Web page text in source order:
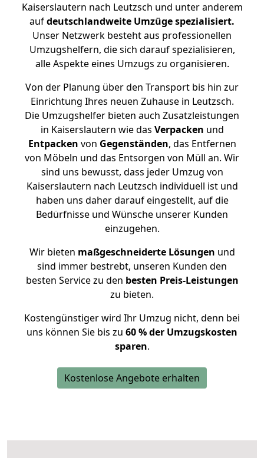
Kaiserslautern nach Leutzsch und unter anderem
aufdeutschlandweite Umzüge spezialisiert.
Unser Netzwerk besteht aus professionellen
Umzugshelfern, die sich darauf spezialisieren,
alle Aspekte eines Umzugs zu organisieren.
Von der Planung über den Transport bis hin zur
Einrichtung Ihres neuen Zuhause in Leutzsch.
Die Umzugshelfer bieten auch Zusatzleistungen
in Kaiserslautern wie das Verpacken und
Entpacken von Gegenständen, das Entfernen
von Möbeln und das Entsorgen von Müll an. Wir
sind uns bewusst, dass jeder Umzug von
Kaiserslautern nach Leutzsch individuell ist und
haben uns daher darauf eingestellt, auf die
Bedürfnisse und Wünsche unserer Kunden
einzugehen.
Wir bieten maßgeschneiderte Lösungen und
sind immer bestrebt, unseren Kunden den
besten Service zu den besten Preis-Leistungen
zu bieten.
Kostengünstiger wird Ihr Umzug nicht, denn bei
uns können Sie bis zu 60 % der Umzugskosten
sparen.
Kostenlose Angebote erhalten